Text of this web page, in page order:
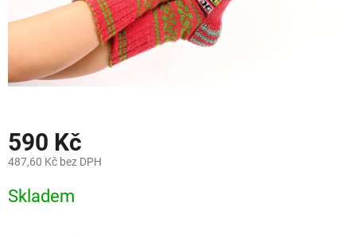
590 Kč
487,60 Kč bez DPH
cena:
Skladem